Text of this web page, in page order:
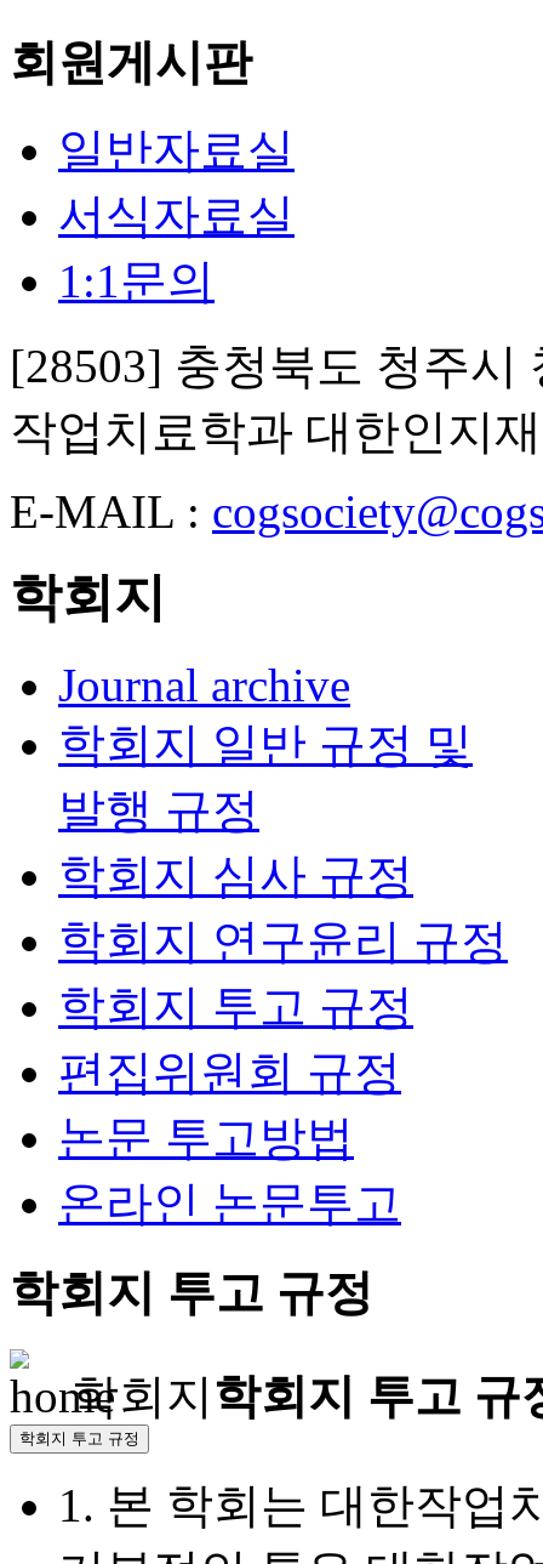
회원게시판
일반자료실
서식자료실
1:1문의
[28503] 충청북도 청주시
작업치료학과 대한인지
E-MAIL :
학회지
Journal archive
학회지 일반 규정 및
발행 규정
학회지 심사 규정
학회지 연구윤리 규정
학회지 투고 규정
편집위원회 규정
논문 투고방법
온라인 논문투고
학회지 투고 규정
학회지 학회지 투고 규
학회지 투고 규정
1. 본 학회는 대한작업